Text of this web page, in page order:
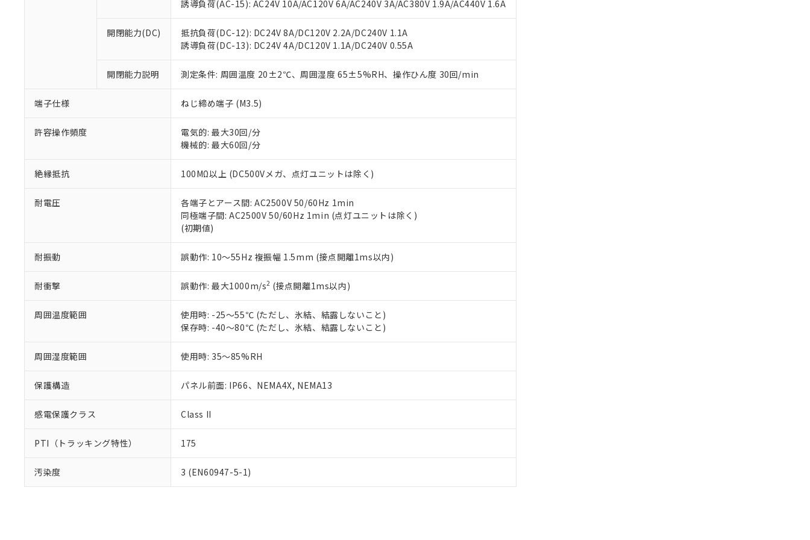
誘導負荷(AC-15): AC24V 10A/AC120V 6A/AC240V 3A/AC380V 1.9A/AC440V 1.6A
開閉能力(DC)
抵抗負荷(DC-12): DC24V 8A/DC120V 2.2A/DC240V 1.1A
誘導負荷(DC-13): DC24V 4A/DC120V 1.1A/DC240V 0.55A
開閉能力説明 測定条件: 周囲温度 20±2℃、周囲湿度 65±5%RH、操作ひん度 30回/min
端子仕様 ねじ締め端子 (M3.5)
許容操作頻度
電気的: 最大30回/分
機械的: 最大60回/分
絶縁抵抗 100MΩ以上 (DC500Vメガ、点灯ユニットは除く)
耐電圧
各端子とアース間: AC2500V 50/60Hz 1min
同極端子間: AC2500V 50/60Hz 1min (点灯ユニットは除く)
(初期値)
耐振動 誤動作: 10～55Hz 複振幅 1.5mm (接点開離1ms以内)
耐衝撃 誤動作: 最大1000m/s2 (接点開離1ms以内)
周囲温度範囲
使用時: -25～55℃ (ただし、氷結、結露しないこと)
保存時: -40～80℃ (ただし、氷結、結露しないこと)
周囲湿度範囲 使用時: 35～85%RH
保護構造 パネル前面: IP66、NEMA4X, NEMA13
感電保護クラス Class II
PTI（トラッキング特性） 175
汚染度 3 (EN60947-5-1)
が、当社の製品・サービスに関するお客様との取引・商談に必要な範囲で利用することをご了承くだ
※当社の共同利用者とは、"個人情報の共同利用に関して"
いる法人を指します。
EU RoHS指令（10物質）の非含有証明書
51物質の非含有証明書（当社基準）
※本証明書は発行日時点で非含有を証明するもので、過去に遡って非含有を証明するものではありません。
また、RoHS指令のフタル酸エステル類４物質の対応では、対応完了までの期間は出荷製品に未対応品が
混在することから備考欄に対応日を記載しておりました。
り割愛しております。
白